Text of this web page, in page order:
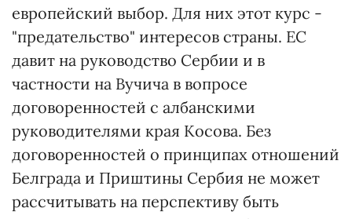
европейский выбор. Для них этот курс -
"предательство" интересов страны. ЕС
давит на руководство Сербии и в
частности на Вучича в вопросе
договоренностей с албанскими
руководителями края Косова. Без
договоренностей о принципах отношений
Белграда и Приштины Сербия не может
рассчитывать на перспективу быть